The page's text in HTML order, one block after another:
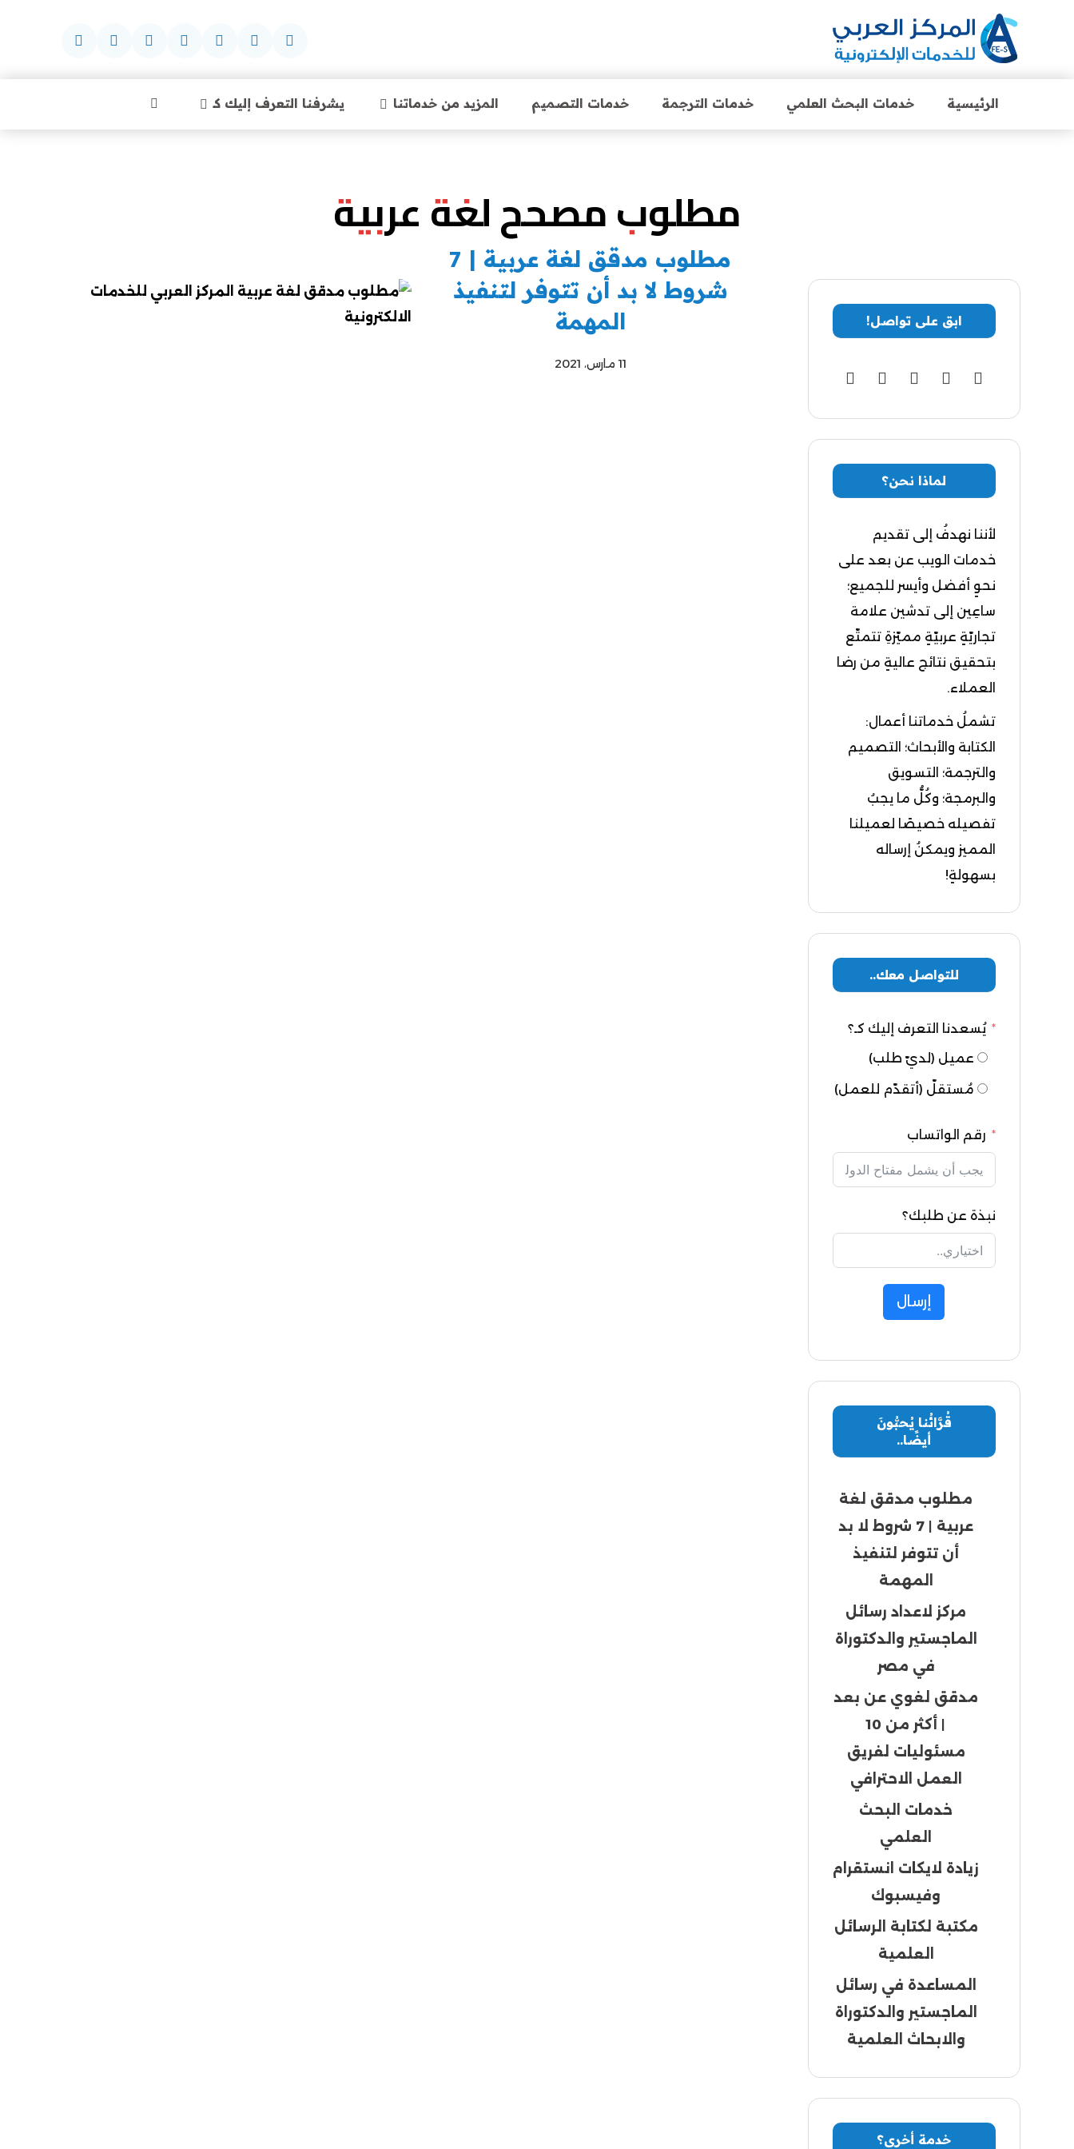
الرئيسية خدمات البحث العلمي خدمات الترجمة خدمات التصميم المزيد من خدماتنا يشرفنا التعرف إليك كـ
مطلوب مصحح لغة عربية
مطلوب مدقق لغة عربية | 7
شروط لا بد أن تتوفر لتنفيذ
المهمة
11 مارس، 2021
ابق على تواصل!
لماذا نحن؟
لأننا نهدفُ إلى تقديم
خدمات الويب عن بعد على
نحوٍ أفضل وأيسر للجميع؛
ساعِين إلى تدشين علامة
تجاريّةٍ عربيّةٍ مميّزةِ تتمتّع
بتحقيق نتائج عاليةٍ من رضا
العملاء.
تشملُ خدماتنا أعمال:
الكتابة والأبحاث؛ التصميم
والترجمة؛ التسويق
والبرمجة؛ وكُلُّ ما يجبُ
تفصيله خصيصًا لعميلنا
المميز ويمكنُ إرساله
بسهولةٍ!
للتواصل معك..
يُسعدنا التعرف إليك كـ؟
عميل (لديّ طلب)
مُستقلّ (أتقدّم للعمل)
رقم الواتساب
نبذة عن طلبك؟
إرسال
قُرَّائُنا يُحبُّونَ
أيضًا..
مطلوب مدقق لغة
عربية | 7 شروط لا بد
أن تتوفر لتنفيذ
المهمة
مركز لاعداد رسائل
الماجستير والدكتوراة
في مصر
مدقق لغوي عن بعد
| أكثر من 10
مسئوليات لفريق
العمل الاحترافي
خدمات البحث
العلمي
زيادة لايكات انستقرام
وفيسبوك
مكتبة لكتابة الرسائل
العلمية
المساعدة في رسائل
الماجستير والدكتوراة
والابحاث العلمية
خدمة أخرى؟